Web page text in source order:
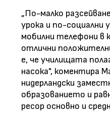
„По-малко
урока и по-социални
мобилни телефони в
отлични
е, че училищата
насока", коментира
нидерландски
образованието и
ресор основно и